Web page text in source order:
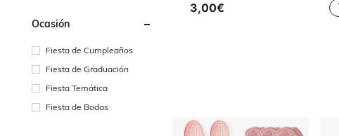
Ocasión
Fiesta de Cumpleaños
Fiesta de Graduación
Fiesta Temática
Fiesta de Bodas
3,00€